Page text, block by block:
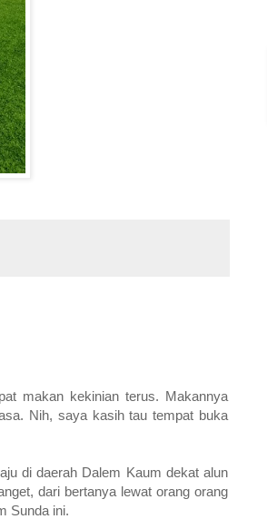
makan kekinian terus. Makannya
Nih, saya kasih tau tempat buka
di daerah Dalem Kaum dekat alun
dari bertanya lewat orang orang
Sunda ini.